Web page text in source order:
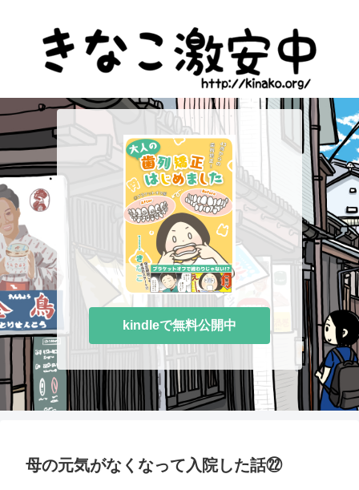
kindleで無料公開中
母の元気がなくなって入院した話㉒